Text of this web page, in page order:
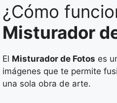
¿Cómo
Misturador
El Misturador de Fotos es
imágenes que te permite
una sola obra de arte.